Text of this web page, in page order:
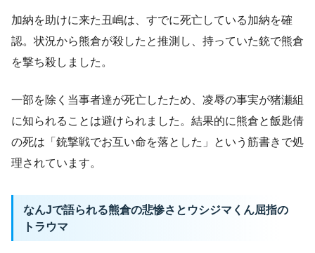
加納を助けに来た丑嶋は、すでに死亡している加納を確
認。状況から熊倉が殺したと推測し、持っていた銃で熊倉
を撃ち殺しました。
一部を除く当事者達が死亡したため、凌辱の事実が猪瀬組
に知られることは避けられました。結果的に熊倉と飯匙倩
の死は「銃撃戦でお互い命を落とした」という筋書きで処
理されています。
なんJで語られる熊倉の悲惨さとウシジマくん屈指の
トラウマ